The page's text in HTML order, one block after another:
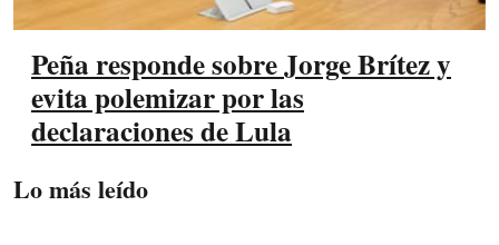
Peña responde sobre Jorge Brítez y
evita polemizar por las
declaraciones de Lula
Lo más leído